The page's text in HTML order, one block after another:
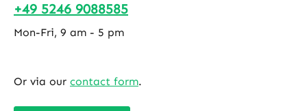
Durch dieses
Zubehörteil
Lebensdauer
+49 5246 9088585
Mon-Fri, 9 am - 5 pm
Or via our contact form.